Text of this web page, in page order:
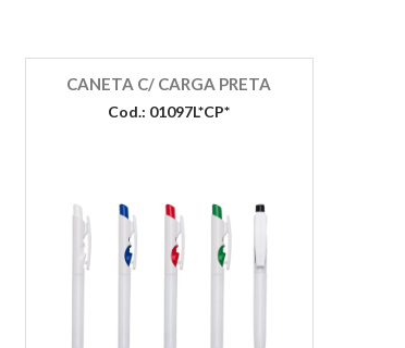
CANETA C/ CARGA PRETA
Cod.: 01097L*CP*